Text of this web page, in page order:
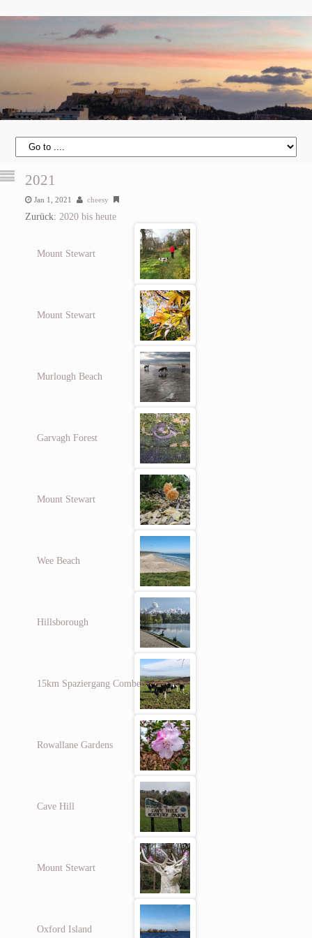
2021
Jan 1, 2021 cheesy
Zurück: 2020 bis heute
Mount Stewart
Mount Stewart
Murlough Beach
Garvagh Forest
Mount Stewart
Wee Beach
Hillsborough
15km Spaziergang Comber
Rowallane Gardens
Cave Hill
Mount Stewart
Oxford Island